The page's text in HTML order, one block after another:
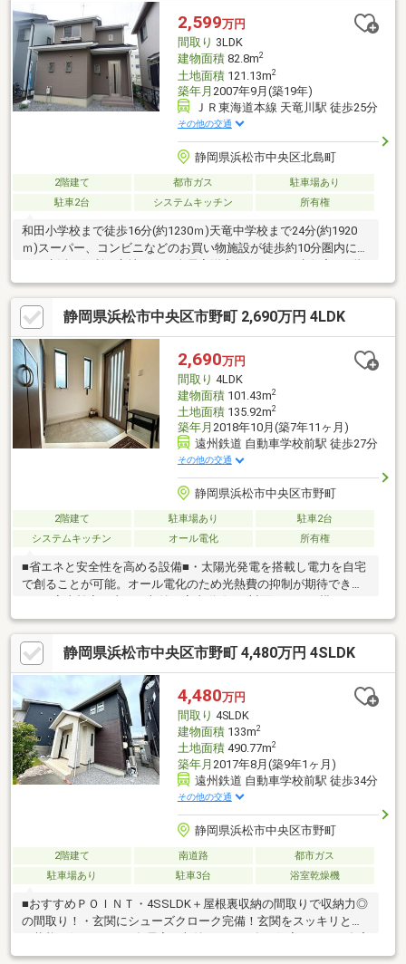
2,599万円
間取り 3LDK
建物面積82.8m2
土地面積121.13m2
築年月 2007年9月(築19年)
ＪＲ東海道本線 天竜川駅 徒歩25分
その他の交通
静岡県浜松市中央区北島町
2階建て 都市ガス
駐車場あり
駐車2台
システムキッチン 所有権
和田小学校まで徒歩16分(約1230ｍ)天竜中学校まで24分(約1920
ｍ)スーパー、コンビニなどのお買い物施設が徒歩約10分圏内にあ
LDKは広々約18帖、ご家族との会話も弾む対面式キッチン搭載で
ゆったりとした家族団らんの時間をお過ごしいただけます。水回
り・クロス・フロアタイル・建具など、多くの箇所が新品交換・
リフォーム済みとなりますので、引っ越し後すぐに快適な新生活
をスタートできます。見学予約・ご相談など、お気軽にお尋ねく
ださい。
静岡県浜松市中央区市野町 2,690万円 4LDK
2,690万円
間取り 4LDK
建物面積101.43m2
土地面積135.92m2
築年月 2018年10月(築7年11ヶ月)
遠州鉄道 自動車学校前駅 徒歩27分
その他の交通
静岡県浜松市中央区市野町
2階建て 駐車場あり
駐車2台
システムキッチン
オール電化 所有権
■省エネと安全性を高める設備■・太陽光発電を搭載し電力を自宅
で創ることが可能。オール電化のため光熱費の抑制が期待できま
トリーがあり買い置きや収納に便利。・家事動線が整っており調
理・片付け・洗濯の動きがスムーズ。・床下収納や各室クローゼ
ットがあり片付けも◎。・リビング階段で家族の集まりやすい住
空間。■採光・通風とゆとりの間取り■・二面採光により採光と通
風が良好。・バルコニーやベランダがあり洗濯物も乾きやす
い！・見学で日当たりや眺望もご確認ください。・生活便利施
設、小学校が徒歩圏内で家族で暮らしやすい環境！
静岡県浜松市中央区市野町 4,480万円 4SLDK
4,480万円
間取り 4SLDK
建物面積133m2
土地面積490.77m2
築年月 2017年8月(築9年1ヶ月)
遠州鉄道 自動車学校前駅 徒歩34分
その他の交通
静岡県浜松市中央区市野町
2階建て 南道路
都市ガス
駐車場あり
駐車3台 浴室乾燥機
■おすすめＰＯＩＮＴ・4SSLDK＋屋根裏収納の間取りで収納力◎
の間取り！・玄関にシューズクローク完備！玄関をスッキリとし
た状態に保てます♪・各居室に収納スペース有、個室としても在宅
ワークにも対応可能！・小屋裏収納付は季節物や趣味用品の保管